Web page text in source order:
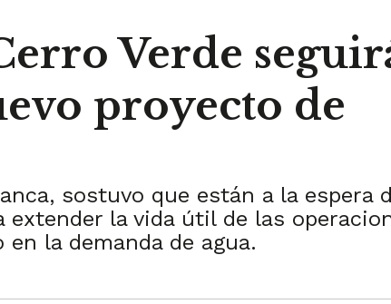
Verde
proyecto de
sostuvo que están a la espera
la vida útil de las
la demanda de agua.